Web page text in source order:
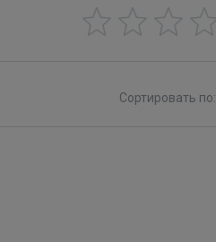
Сортировать по: